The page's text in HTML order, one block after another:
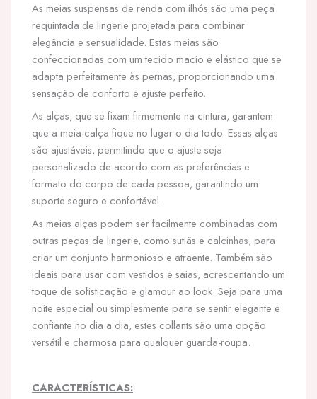
As meias suspensas de renda com ilhós são uma peça
requintada de lingerie projetada para combinar
elegância e sensualidade. Estas meias são
confeccionadas com um tecido macio e elástico que se
adapta perfeitamente às pernas, proporcionando uma
sensação de conforto e ajuste perfeito.
As alças, que se fixam firmemente na cintura, garantem
que a meia-calça fique no lugar o dia todo. Essas alças
são ajustáveis, permitindo que o ajuste seja
personalizado de acordo com as preferências e
formato do corpo de cada pessoa, garantindo um
suporte seguro e confortável.
As meias alças podem ser facilmente combinadas com
outras peças de lingerie, como sutiãs e calcinhas, para
criar um conjunto harmonioso e atraente. Também são
ideais para usar com vestidos e saias, acrescentando um
toque de sofisticação e glamour ao look. Seja para uma
noite especial ou simplesmente para se sentir elegante e
confiante no dia a dia, estes collants são uma opção
versátil e charmosa para qualquer guarda-roupa.
CARACTERÍSTICAS: